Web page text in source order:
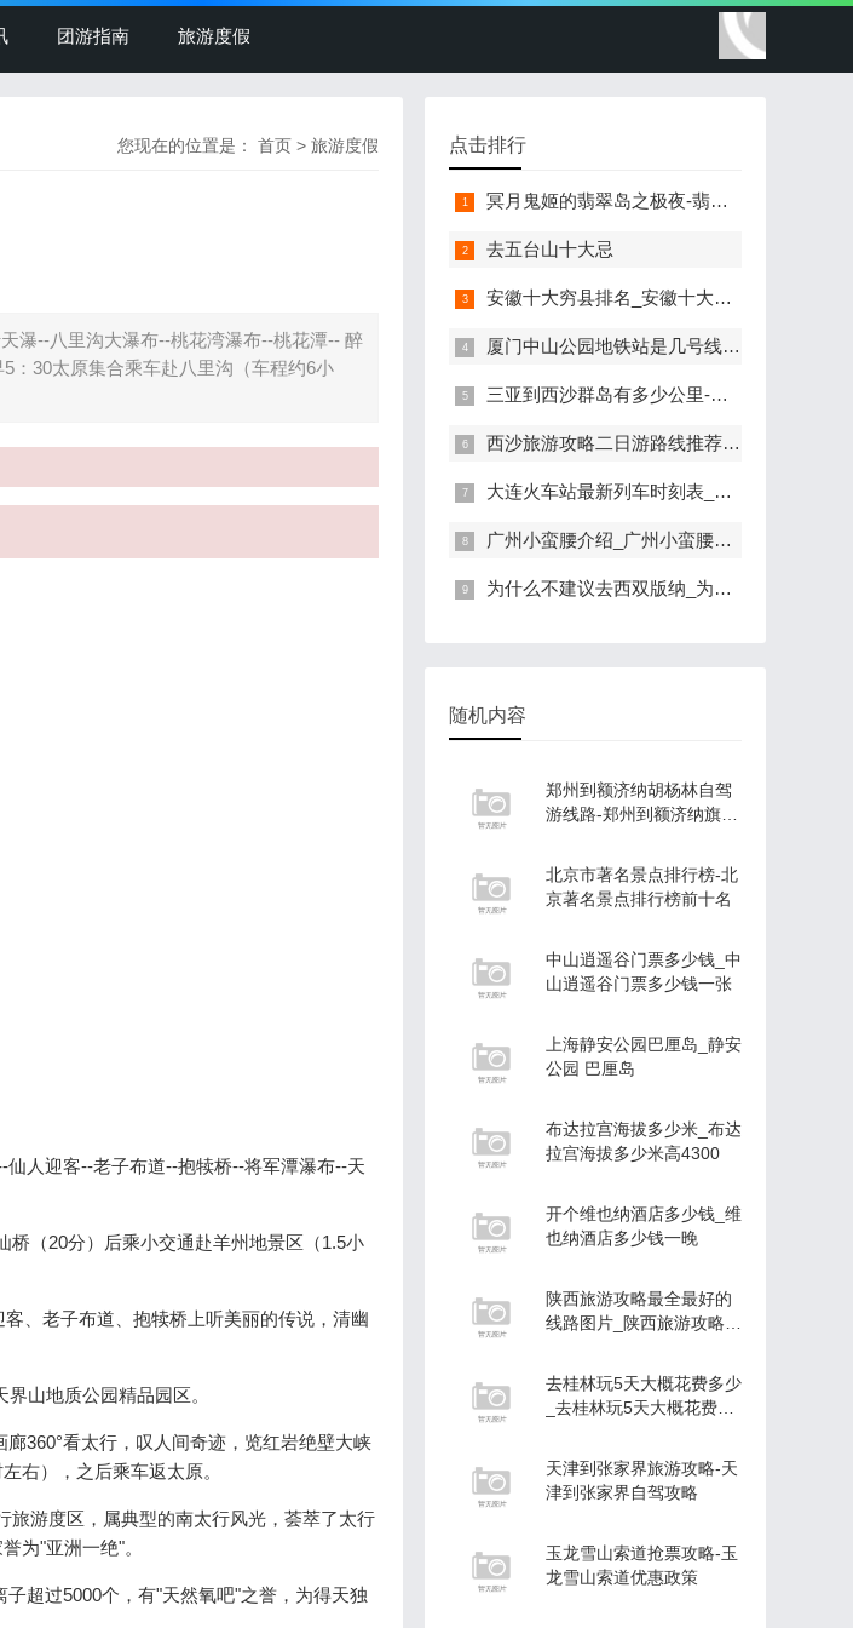
团游指南 旅游度假
您现在的位置是： 首页 > 旅游度假
瀑--八里沟大瀑布--桃花湾瀑布--桃花潭-- 醉
：30太原集合乘车赴八里沟（车程约6小
人迎客--老子布道--抱犊桥--将军潭瀑布--天
（20分）后乘小交通赴羊州地景区（1.5小
、老子布道、抱犊桥上听美丽的传说，清幽
山地质公园精品园区。
360°看太行，叹人间奇迹，览红岩绝壁大峡
右），之后乘车返太原。
旅游度区，属典型的南太行风光，荟萃了太行
为"亚洲一绝"。
超过5000个，有"天然氧吧"之誉，为得天独
点击排行
冥月鬼姬的翡翠岛之极夜-翡翠岛攻略冥月鬼姬
去五台山十大忌
安徽十大穷县排名_安徽十大穷县排名榜
厦门中山公园地铁站是几号线-厦门中山公园坐几路公交车
三亚到西沙群岛有多少公里-三亚到西沙群岛旅游攻略路线
西沙旅游攻略二日游路线推荐-西沙旅游攻略二日游路线
大连火车站最新列车时刻表_大连火车站最新列车时刻表途经站
广州小蛮腰介绍_广州小蛮腰介绍50字
为什么不建议去西双版纳_为什么不建议去西双版纳养老
随机内容
郑州到额济纳胡杨林自驾
游线路-郑州到额济纳旗旅
北京市著名景点排行榜-北
京著名景点排行榜前十名
中山逍遥谷门票多少钱_中
山逍遥谷门票多少钱一张
上海静安公园巴厘岛_静安
公园 巴厘岛
布达拉宫海拔多少米_布达
拉宫海拔多少米高4300
开个维也纳酒店多少钱_维
也纳酒店多少钱一晚
陕西旅游攻略最全最好的
线路图片_陕西旅游攻略最
去桂林玩5天大概花费多少
_去桂林玩5天大概花费多
天津到张家界旅游攻略-天
津到张家界自驾攻略
玉龙雪山索道抢票攻略-玉
龙雪山索道优惠政策